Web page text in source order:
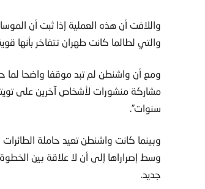
واللافت أن هذه العملية إذا ثبت أن
والتي لطالما كانت طهران تتفاخر بأنها
ومع أن واشنطن لم تبد موقفا واضحا لما
مشاركة منشورات لأشخاص آخرين على
سنوات”.
وبينما كانت واشنطن تعيد حاملة
وسط إصراراها إلى أن لا علاقة بين
جديد.